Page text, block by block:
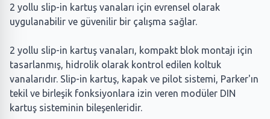
2 yollu slip-in kartuş vanaları için evrensel olarak
uygulanabilir ve güvenilir bir çalışma sağlar.
2 yollu slip-in kartuş vanaları, kompakt blok montajı için
tasarlanmış, hidrolik olarak kontrol edilen koltuk
vanalarıdır. Slip-in kartuş, kapak ve pilot sistemi, Parker'ın
tekil ve birleşik fonksiyonlara izin veren modüler DIN
kartuş sisteminin bileşenleridir.